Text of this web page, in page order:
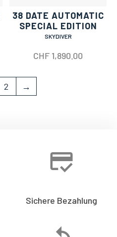
38 DATE AUTOMATIC
SPECIAL EDITION
SKYDIVER
CHF 1,890.00
2 →
Sichere Bezahlung